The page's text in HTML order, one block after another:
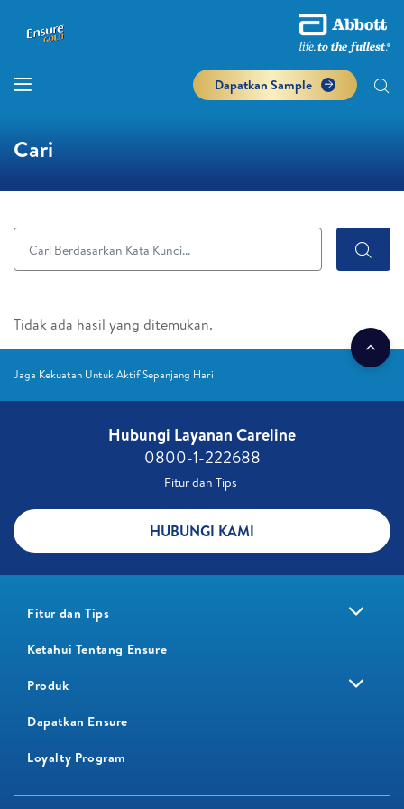
Dapatkan Sample
Cari
Tidak ada hasil yang ditemukan.
Jaga Kekuatan Untuk Aktif Sepanjang Hari
Hubungi Layanan Careline​
0800-1-222688​
Fitur dan Tips ​
HUBUNGI KAMI
Fitur dan Tips
Ketahui Tentang Ensure
Produk
Dapatkan Ensure
Loyalty Program​